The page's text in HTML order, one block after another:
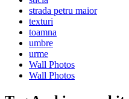
strada petru maior
texturi
toamna
umbre
urme
Wall Photos
Wall Photos